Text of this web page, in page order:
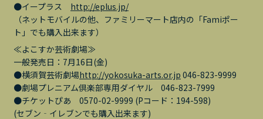
●イープラス http://eplus.jp/
（ネットモバイルの他、ファミリーマート店内の「Famiポー
ト」でも購入出来ます）
≪よこすか芸術劇場≫
一般発売日：7月16日(金)
●横須賀芸術劇場http://yokosuka-arts.or.jp 046-823-9999
●劇場プレニアム倶楽部専用ダイヤル 046-823-7999
●チケットぴあ 0570-02-9999 (Pコード：194-598)
(セブン‐イレブンでも購入出来ます)